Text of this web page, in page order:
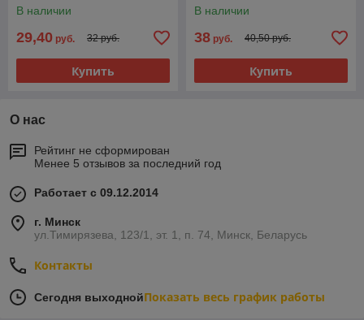
В наличии
29,40 руб. 32 руб.
Купить
В наличии
38 руб. 40,50 руб.
Купить
О нас
Рейтинг не сформирован
Менее 5 отзывов за последний год
Работает с 09.12.2014
г. Минск
ул.Тимирязева, 123/1, эт. 1, п. 74, Минск, Беларусь
Контакты
Сегодня выходнойПоказать весь график работы